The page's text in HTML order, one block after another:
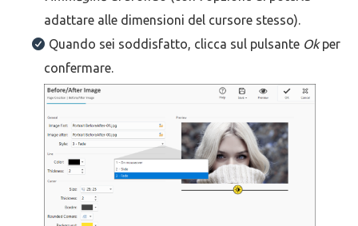
adattare alle dimensioni del cursore stesso).
Quando sei soddisfatto, clicca sul pulsante Okper
confermare.